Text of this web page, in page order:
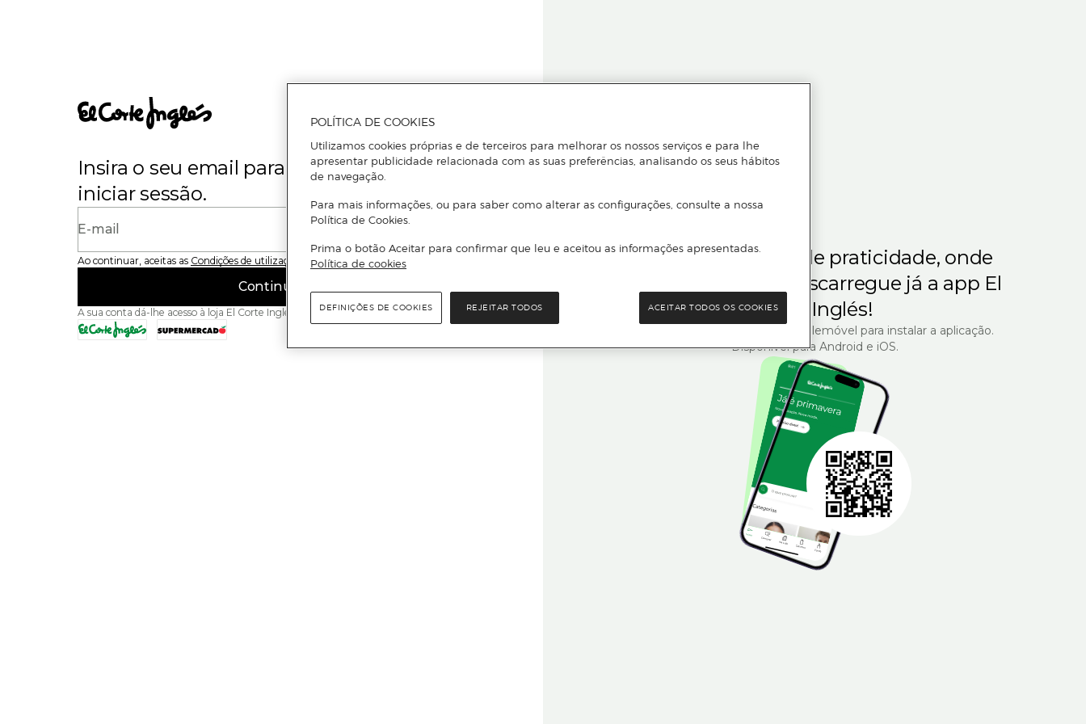
Insira o seu email para se registar ou
iniciar sessão.
E-mail
Ao continuar, aceitas as Condições de utilização do site
Continuar
A sua conta dá-lhe acesso à loja El Corte Inglés e ao Supermercado El Corte Inglés.
Para quem gosta de praticidade, onde
Descarregue já a app El
Corte Inglés!
Leia o código QR com o seu telemóvel para instalar a aplicação.
Disponível para Android e iOS.
POLÍTICA DE COOKIES
Utilizamos cookies próprias e de terceiros para melhorar os nossos serviços e para lhe
apresentar publicidade relacionada com as suas preferências, analisando os seus hábitos
de navegação.
Para mais informações, ou para saber como alterar as configurações, consulte a nossa
Política de Cookies.
Prima o botão Aceitar para confirmar que leu e aceitou as informações apresentadas.
Política de cookies
REJEITAR TODOS ACEITAR TODOS OS COOKIES
DEFINIÇÕES DE COOKIES